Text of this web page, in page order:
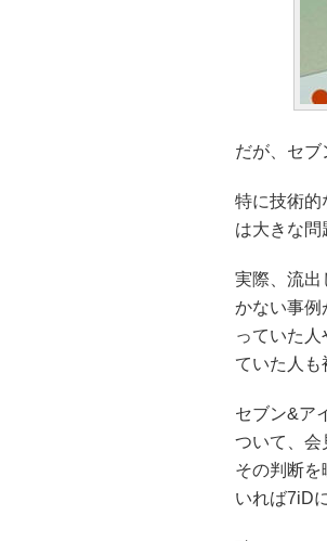
だが、セブ
特に技術的
は大きな問
実際、流出
かない事例
っていた
ていた人も
セブン&ア
ついて、会
その判断を
いれば7iD